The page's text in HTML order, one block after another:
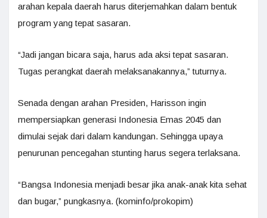
arahan kepala daerah harus diterjemahkan dalam bentuk
program yang tepat sasaran.
“Jadi jangan bicara saja, harus ada aksi tepat sasaran.
Tugas perangkat daerah melaksanakannya,” tuturnya.
Senada dengan arahan Presiden, Harisson ingin
mempersiapkan generasi Indonesia Emas 2045 dan
dimulai sejak dari dalam kandungan. Sehingga upaya
penurunan pencegahan stunting harus segera terlaksana.
“Bangsa Indonesia menjadi besar jika anak-anak kita sehat
dan bugar,” pungkasnya. (kominfo/prokopim)